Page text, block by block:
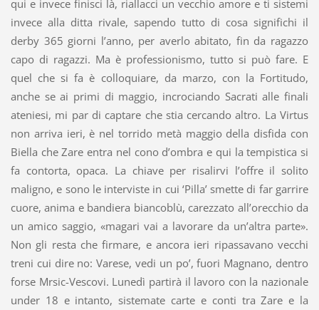
qui e invece finisci là, riallacci un vecchio amore e ti sistemi
invece alla ditta rivale, sapendo tutto di cosa significhi il
derby 365 giorni l’anno, per averlo abitato, fin da ragazzo
capo di ragazzi. Ma è professionismo, tutto si può fare. E
quel che si fa è colloquiare, da marzo, con la Fortitudo,
anche se ai primi di maggio, incrociando Sacrati alle finali
ateniesi, mi par di captare che stia cercando altro. La Virtus
non arriva ieri, è nel torrido metà maggio della disfida con
Biella che Zare entra nel cono d’ombra e qui la tempistica si
fa contorta, opaca. La chiave per risalirvi l’offre il solito
maligno, e sono le interviste in cui ‘Pilla’ smette di far garrire
cuore, anima e bandiera biancoblù, carezzato all’orecchio da
un amico saggio, «magari vai a lavorare da un’altra parte».
Non gli resta che firmare, e ancora ieri ripassavano vecchi
treni cui dire no: Varese, vedi un po’, fuori Magnano, dentro
forse Mrsic-Vescovi. Lunedì partirà il lavoro con la nazionale
under 18 e intanto, sistemate carte e conti tra Zare e la